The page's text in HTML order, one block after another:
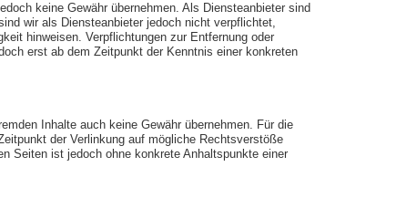
keine Gewähr übernehmen. Als Diensteanbieter sind
wir als Diensteanbieter jedoch nicht verpflichtet,
hinweisen. Verpflichtungen zur Entfernung oder
erst ab dem Zeitpunkt der Kenntnis einer konkreten
Inhalte auch keine Gewähr übernehmen. Für die
der Verlinkung auf mögliche Rechtsverstöße
Seiten ist jedoch ohne konkrete Anhaltspunkte einer